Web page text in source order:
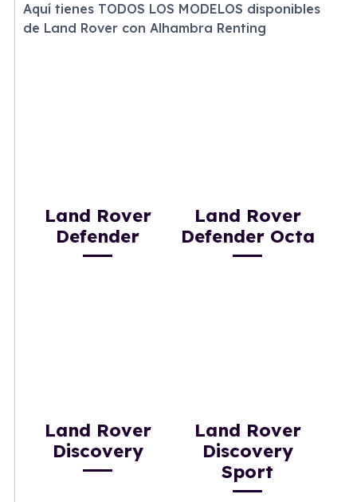
Aquí tienes TODOS LOS MODELOS disponibles
de Land Rover con Alhambra Renting
Land Rover
Defender
Land Rover
Defender Octa
Land Rover
Discovery
Land Rover
Discovery
Sport